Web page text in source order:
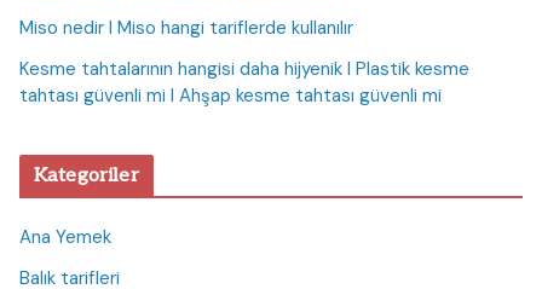
Miso nedir I Miso hangi tariflerde kullanılır
Kesme tahtalarının hangisi daha hijyenik I Plastik kesme
tahtası güvenli mi I Ahşap kesme tahtası güvenli mi
Kategoriler
Ana Yemek
Balık tarifleri